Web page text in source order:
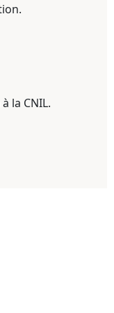
la CNIL.